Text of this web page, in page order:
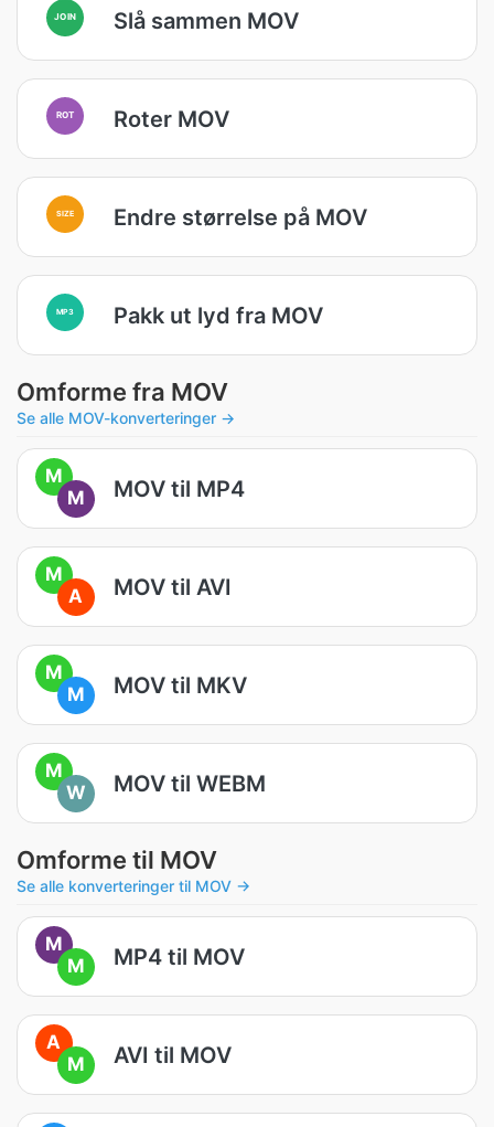
JOIN Slå sammen MOV
ROT Roter MOV
SIZE Endre størrelse på MOV
MP3 Pakk ut lyd fra MOV
Omforme fra MOV
Se alle MOV-konverteringer →
M
M
MOV til MP4
M
A
MOV til AVI
M
M
MOV til MKV
M
W
MOV til WEBM
Omforme til MOV
Se alle konverteringer til MOV →
M
M
MP4 til MOV
A
M
AVI til MOV